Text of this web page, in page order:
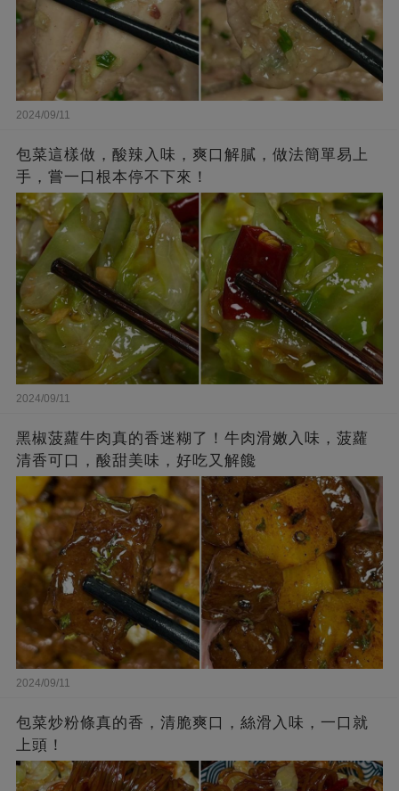
2024/09/11
包菜這樣做，酸辣入味，爽口解膩，做法簡單易上
手，嘗一口根本停不下來！
2024/09/11
黑椒菠蘿牛肉真的香迷糊了！牛肉滑嫩入味，菠蘿
清香可口，酸甜美味，好吃又解饞
2024/09/11
包菜炒粉條真的香，清脆爽口，絲滑入味，一口就
上頭！